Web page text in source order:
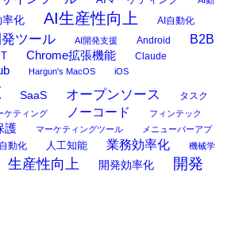
率化 AI生産性向上 AI自動化
ツール AI開発支援 Android
B2B
Chrome拡張機能 Claude
Hargun's MacOS iOS
SaaS オープンソース
タスク
ケティング ノーコード フィンテック
護 マーケティングツール
メニューバーアプ
動化 人工知能 業務効率化 機械学
生産性向上 開発効率化
開発